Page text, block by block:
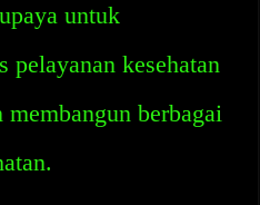
untuk
pelayanan kesehatan
berbagai